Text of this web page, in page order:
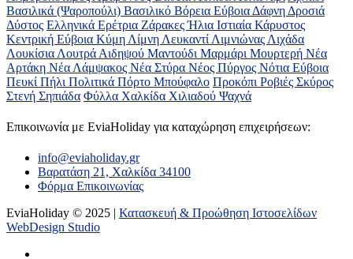
Βασιλικά (Ψαροπούλι) Βασιλικό Βόρεια Εύβοια Δάφνη Δροσιά
Δύστος Ελληνικά Ερέτρια ΖάρακεςΉλια Ιστιαία Κάρυστος
Κεντρική Εύβοια Κύμη Λίμνη Λευκαντί Λιμνιώνας Λιχάδα
Λουκίσια Λουτρά Αιδηψού Μαντούδι Μαρμάρι Μουρτερή Νέα
Αρτάκη Νέα Λάμψακος Νέα Στύρα Νέος Πύργος Νότια Εύβοια
Πευκί Πήλι Πολιτικά Πόρτο Μπούφαλο Προκόπι Ροβιές Σκύρος
Στενή Σηπιάδα Φύλλα Χαλκίδα Χιλιαδού Ψαχνά
Επικοινωνία με ΕviaHoliday για καταχώρηση επιχειρήσεων:
info@eviaholiday.gr
Βαρατάση 21, Χαλκίδα 34100
Φόρμα Επικοινωνίας
EviaHoliday © 2025 | Κατασκευή & Προώθηση Ιστοσελίδων
WebDesign Studio